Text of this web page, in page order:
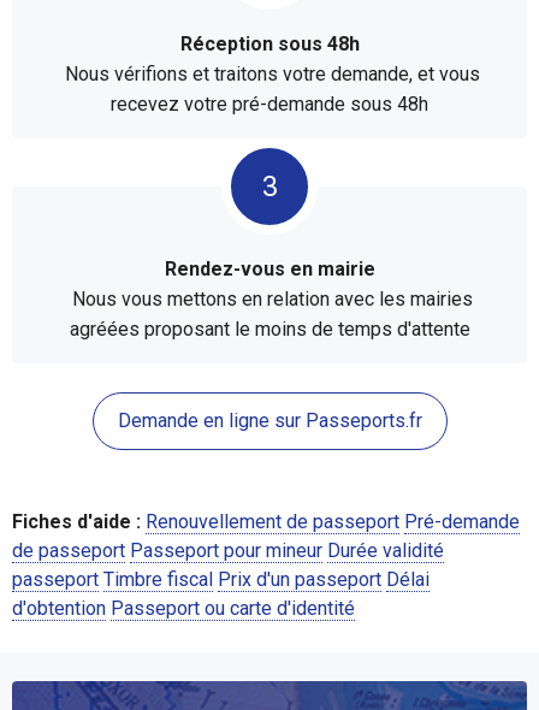
Réception sous 48h
Nous vérifions et traitons votre demande, et vous
recevez votre pré-demande sous 48h
Rendez-vous en mairie
Nous vous mettons en relation avec les mairies
agréées proposant le moins de temps d'attente
Demande en ligne sur Passeports.fr
Fiches d'aide : Renouvellement de passeport Pré-demande
de passeport Passeport pour mineur Durée validité
passeport Timbre fiscal Prix d'un passeport Délai
d'obtention Passeport ou carte d'identité